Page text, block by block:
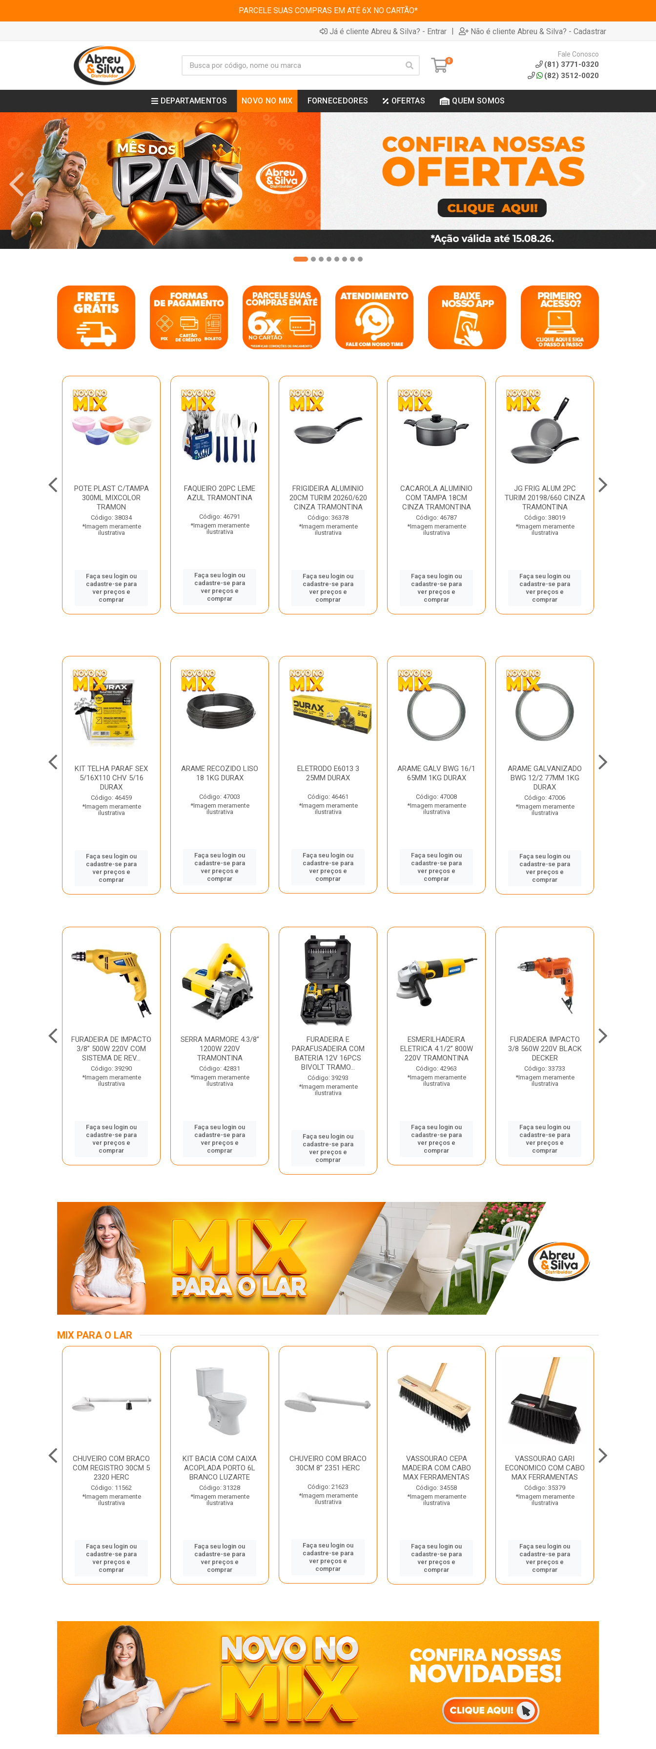
PARCELE SUAS COMPRAS EM ATÉ 6X NO CARTÃO*
Já é cliente Abreu & Silva? - Entrar | Não é cliente Abreu & Silva? - Cadastrar
0
Fale Conosco
(81) 3771-0320
(82) 3512-0020
DEPARTAMENTOS NOVO NO MIX FORNECEDORES OFERTAS QUEM SOMOS
POTE PLAST C/TAMPA
300ML MIXCOLOR
TRAMON
Código: 38034
*Imagem meramente
ilustrativa
Faça seu login ou
cadastre-se para
ver preços e
comprar
FAQUEIRO 20PC LEME
AZUL TRAMONTINA
Código: 46791
*Imagem meramente
ilustrativa
Faça seu login ou
cadastre-se para
ver preços e
comprar
FRIGIDEIRA ALUMINIO
20CM TURIM 20260/620
CINZA TRAMONTINA
Código: 36378
*Imagem meramente
ilustrativa
Faça seu login ou
cadastre-se para
ver preços e
comprar
CACAROLA ALUMINIO
COM TAMPA 18CM
CINZA TRAMONTINA
Código: 46787
*Imagem meramente
ilustrativa
Faça seu login ou
cadastre-se para
ver preços e
comprar
JG FRIG ALUM 2PC
TURIM 20198/660 CINZA
TRAMONTINA
Código: 38019
*Imagem meramente
ilustrativa
Faça seu login ou
cadastre-se para
ver preços e
comprar
KIT TELHA PARAF SEX
5/16X110 CHV 5/16
DURAX
Código: 46459
*Imagem meramente
ilustrativa
Faça seu login ou
cadastre-se para
ver preços e
comprar
ARAME RECOZIDO LISO
18 1KG DURAX
Código: 47003
*Imagem meramente
ilustrativa
Faça seu login ou
cadastre-se para
ver preços e
comprar
ELETRODO E6013 3
25MM DURAX
Código: 46461
*Imagem meramente
ilustrativa
Faça seu login ou
cadastre-se para
ver preços e
comprar
ARAME GALV BWG 16/1
65MM 1KG DURAX
Código: 47008
*Imagem meramente
ilustrativa
Faça seu login ou
cadastre-se para
ver preços e
comprar
ARAME GALVANIZADO
BWG 12/2 77MM 1KG
DURAX
Código: 47006
*Imagem meramente
ilustrativa
Faça seu login ou
cadastre-se para
ver preços e
comprar
FURADEIRA DE IMPACTO
3/8” 500W 220V COM
SISTEMA DE REV...
Código: 39290
*Imagem meramente
ilustrativa
Faça seu login ou
cadastre-se para
ver preços e
comprar
SERRA MARMORE 4.3/8”
1200W 220V
TRAMONTINA
Código: 42831
*Imagem meramente
ilustrativa
Faça seu login ou
cadastre-se para
ver preços e
comprar
FURADEIRA E
PARAFUSADEIRA COM
BATERIA 12V 16PCS
BIVOLT TRAMO...
Código: 39293
*Imagem meramente
ilustrativa
Faça seu login ou
cadastre-se para
ver preços e
comprar
ESMERILHADEIRA
ELETRICA 4.1/2” 800W
220V TRAMONTINA
Código: 42963
*Imagem meramente
ilustrativa
Faça seu login ou
cadastre-se para
ver preços e
comprar
FURADEIRA IMPACTO
3/8 560W 220V BLACK
DECKER
Código: 33733
*Imagem meramente
ilustrativa
Faça seu login ou
cadastre-se para
ver preços e
comprar
MIX PARA O LAR
CHUVEIRO COM BRACO
COM REGISTRO 30CM 5
2320 HERC
Código: 11562
*Imagem meramente
ilustrativa
Faça seu login ou
cadastre-se para
ver preços e
comprar
KIT BACIA COM CAIXA
ACOPLADA PORTO 6L
BRANCO LUZARTE
Código: 31328
*Imagem meramente
ilustrativa
Faça seu login ou
cadastre-se para
ver preços e
comprar
CHUVEIRO COM BRACO
30CM 8” 2351 HERC
Código: 21623
*Imagem meramente
ilustrativa
Faça seu login ou
cadastre-se para
ver preços e
comprar
VASSOURAO CEPA
MADEIRA COM CABO
MAX FERRAMENTAS
Código: 34558
*Imagem meramente
ilustrativa
Faça seu login ou
cadastre-se para
ver preços e
comprar
VASSOURAO GARI
ECONOMICO COM CABO
MAX FERRAMENTAS
Código: 35379
*Imagem meramente
ilustrativa
Faça seu login ou
cadastre-se para
ver preços e
comprar